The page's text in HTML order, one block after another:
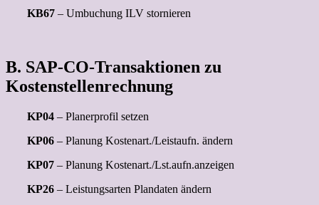
KB67 – Umbuchung ILV stornieren
B. SAP-CO-Transaktionen zu
Kostenstellenrechnung
KP04 – Planerprofil setzen
KP06 – Planung Kostenart./Leistaufn. ändern
KP07 – Planung Kostenart./Lst.aufn.anzeigen
KP26 – Leistungsarten Plandaten ändern